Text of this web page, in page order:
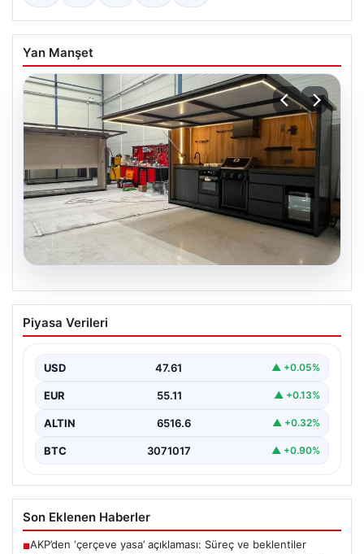
Yan Manşet
Açık Alan Mimarisinde Konfor ve bahçe
mutfağı Çözümleri
köşelerinden parçası gelmiştir. Doğayla uyumlu…
Piyasa Verileri
USD 47.61 ▲ +0.05%
EUR 55.11 ▲ +0.13%
ALTIN 6516.6 ▲ +0.32%
BTC 3071017 ▲ +0.90%
Son Eklenen Haberler
■AKP’den ‘çerçeve yasa’ açıklaması: Süreç ve beklentiler